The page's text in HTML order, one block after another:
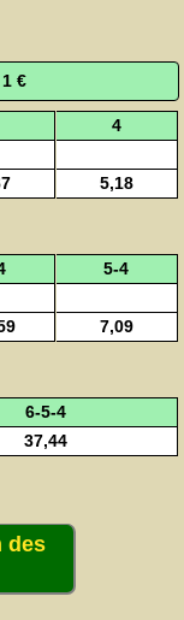
€
4
5,18
5-4
7,09
6-5-4
37,44
des